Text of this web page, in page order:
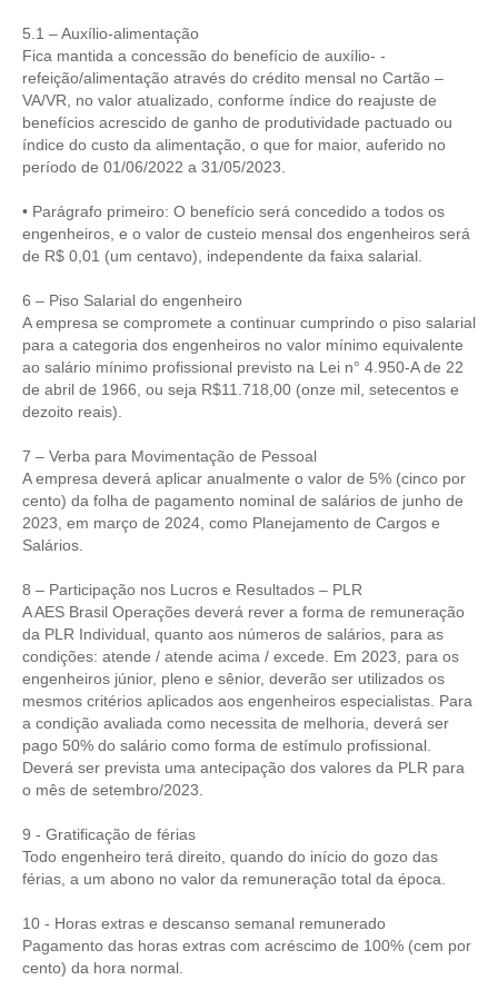
LEI 5.194/1966 – REGULAMENTAÇÃO DA PROFISSÃO
LEI 6.496/1977 – ART
RES 1.002/2002 – CÓDIGO DE ÉTICA
HOMOLOGAÇÕES
PISO SALARIAL
FIQUE POR DENTRO
OPORTUNIDADES
APRESENTAÇÃO
EMPREGO E ESTÁGIO
AUTÔNOMOS E SERVIÇOS
NEWSLETTER
CONTATO
CURSOS
ENGENHEIRO EMPREENDEDOR
SEESP EDUCAÇÃO
APOSENTADORIA
CONVÊNIOS
5.1 – Auxílio-alimentação
Fica mantida a concessão do benefício de auxílio- -
refeição/alimentação através do crédito mensal no Cartão –
VA/VR, no valor atualizado, conforme índice do reajuste de
benefícios acrescido de ganho de produtividade pactuado ou
índice do custo da alimentação, o que for maior, auferido no
período de 01/06/2022 a 31/05/2023.
• Parágrafo primeiro: O benefício será concedido a todos os
engenheiros, e o valor de custeio mensal dos engenheiros será
de R$ 0,01 (um centavo), independente da faixa salarial.
6 – Piso Salarial do engenheiro
A empresa se compromete a continuar cumprindo o piso salarial
para a categoria dos engenheiros no valor mínimo equivalente
ao salário mínimo profissional previsto na Lei n° 4.950-A de 22
de abril de 1966, ou seja R$11.718,00 (onze mil, setecentos e
dezoito reais).
7 – Verba para Movimentação de Pessoal
A empresa deverá aplicar anualmente o valor de 5% (cinco por
cento) da folha de pagamento nominal de salários de junho de
2023, em março de 2024, como Planejamento de Cargos e
Salários.
8 – Participação nos Lucros e Resultados – PLR
A AES Brasil Operações deverá rever a forma de remuneração
da PLR Individual, quanto aos números de salários, para as
condições: atende / atende acima / excede. Em 2023, para os
engenheiros júnior, pleno e sênior, deverão ser utilizados os
mesmos critérios aplicados aos engenheiros especialistas. Para
a condição avaliada como necessita de melhoria, deverá ser
pago 50% do salário como forma de estímulo profissional.
Deverá ser prevista uma antecipação dos valores da PLR para
o mês de setembro/2023.
9 - Gratificação de férias
Todo engenheiro terá direito, quando do início do gozo das
férias, a um abono no valor da remuneração total da época.
10 - Horas extras e descanso semanal remunerado
Pagamento das horas extras com acréscimo de 100% (cem por
cento) da hora normal.